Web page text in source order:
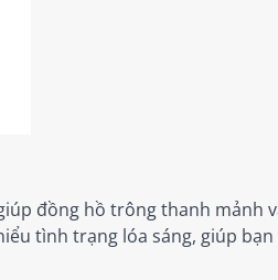
đồng hồ trông thanh mảnh
tình trạng lóa sáng, giúp